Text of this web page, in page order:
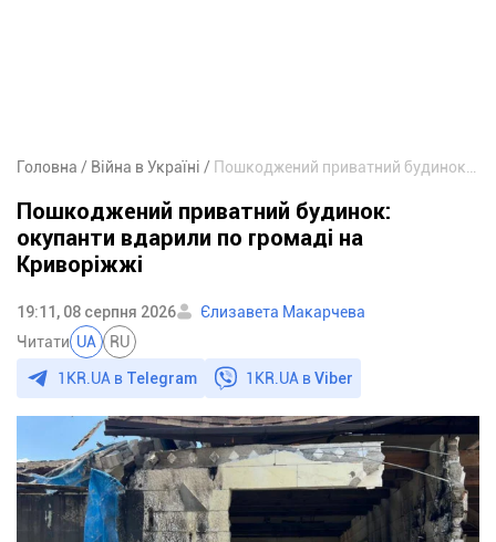
Головна Війна в Україні
Пошкоджений приватний будинок:
окупанти вдарили по громаді на
Криворіжжі
19:11, 08 серпня 2026
Єлизавета Макарчева
Читати UA RU
1KR.UA в Telegram 1KR.UA вViber